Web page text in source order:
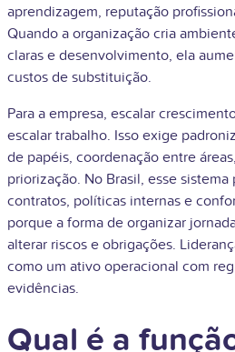
aprendizagem, reputação
Quando a organização cria
claras e desenvolvimento, ela
custos de substituição.
Para a empresa, escalar
escalar trabalho. Isso exige
de papéis, coordenação entre
priorização. No Brasil, esse
contratos, políticas internas e
porque a forma de organizar
alterar riscos e obrigações.
como um ativo operacional com
evidências.
Qual é a